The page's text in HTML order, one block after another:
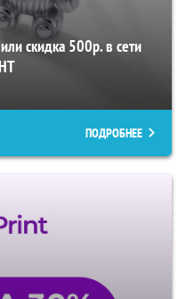
скидка 500р. в сети
ПОДРОБНЕЕ